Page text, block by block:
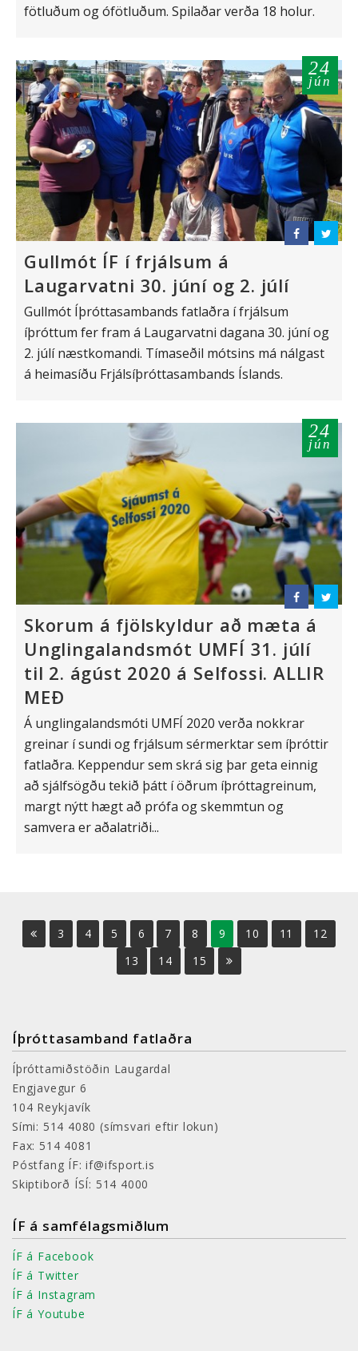
fötluðum og ófötluðum. Spilaðar verða 18 holur.
24
jún
Gullmót ÍF í frjálsum á
Laugarvatni 30. júní og 2. júlí
Gullmót Íþróttasambands fatlaðra í frjálsum
íþróttum fer fram á Laugarvatni dagana 30. júní og
2. júlí næstkomandi. Tímaseðil mótsins má nálgast
á heimasíðu Frjálsíþróttasambands Íslands.
24
jún
Skorum á fjölskyldur að mæta á
Unglingalandsmót UMFÍ 31. júlí
til 2. ágúst 2020 á Selfossi. ALLIR
MEÐ
Á unglingalandsmóti UMFÍ 2020 verða nokkrar
greinar í sundi og frjálsum sérmerktar sem íþróttir
fatlaðra. Keppendur sem skrá sig þar geta einnig
að sjálfsögðu tekið þátt í öðrum íþróttagreinum,
margt nýtt hægt að prófa og skemmtun og
samvera er aðalatriði...
3 4 5 6 7 8 9 10 11
12
13
14 15
Íþróttasamband fatlaðra
Íþróttamiðstöðin Laugardal
Engjavegur 6
104 Reykjavík
Sími: 514 4080(símsvari eftir lokun)
Fax: 514 4081
Póstfang ÍF: if@ifsport.is
Skiptiborð ÍSÍ: 514 4000
ÍF á samfélagsmiðlum
ÍF á Facebook
ÍF á Twitter
ÍF á Instagram
ÍF á Youtube